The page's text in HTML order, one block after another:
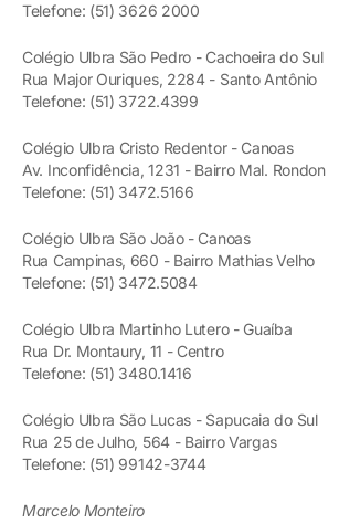
Telefone: (51) 3626 2000
Colégio Ulbra São Pedro - Cachoeira do Sul
Rua Major Ouriques, 2284 - Santo Antônio
Telefone: (51) 3722.4399
Colégio Ulbra Cristo Redentor - Canoas
Av. Inconfidência, 1231 - Bairro Mal. Rondon
Telefone: (51) 3472.5166
Colégio Ulbra São João - Canoas
Rua Campinas, 660 - Bairro Mathias Velho
Telefone: (51) 3472.5084
Colégio Ulbra Martinho Lutero - Guaíba
Rua Dr. Montaury, 11 - Centro
Telefone: (51) 3480.1416
Colégio Ulbra São Lucas - Sapucaia do Sul
Rua 25 de Julho, 564 - Bairro Vargas
Telefone: (51) 99142-3744
Marcelo Monteiro